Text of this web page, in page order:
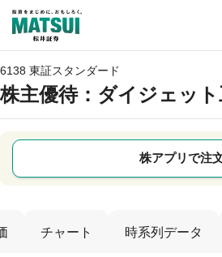
6138 東証スタンダード
株主優待：ダイジェッ
株アプリで注
チャート 時系列データ